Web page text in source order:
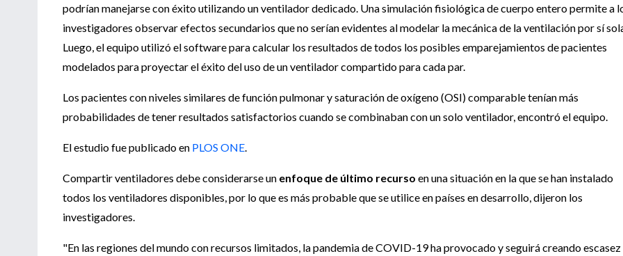
podrían manejarse con éxito utilizando un ventilador dedicado. Una simulación fisiológica de cuerpo entero permite a
investigadores observar efectos secundarios que no serían evidentes al modelar la mecánica de la ventilación por sí
Luego, el equipo utilizó el software para calcular los resultados de todos los posibles emparejamientos de pacientes
modelados para proyectar el éxito del uso de un ventilador compartido para cada par.
Los pacientes con niveles similares de función pulmonar y saturación de oxígeno (OSI) comparable tenían más
probabilidades de tener resultados satisfactorios cuando se combinaban con un solo ventilador, encontró el equipo.
El estudio fue publicado en PLOS ONE
Compartir ventiladores debe considerarse un enfoque de último recurso en una situación en la que se han instalado
todos los ventiladores disponibles, por lo que es más probable que se utilice en países en desarrollo, dijeron los
investigadores.
"En las regiones del mundo con recursos limitados, la pandemia de COVID-19 ha provocado y seguirá creando escasez